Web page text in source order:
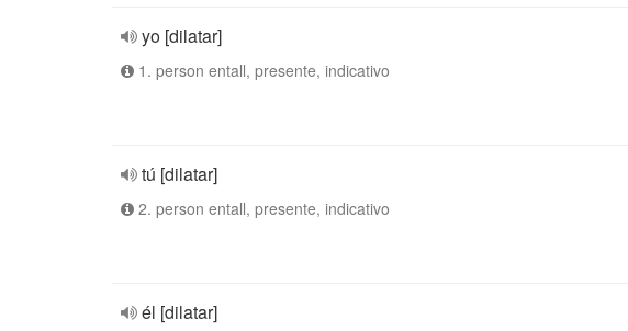
yo [dilatar]
1. person entall, presente, indicativo
tú [dilatar]
2. person entall, presente, indicativo
él [dilatar]